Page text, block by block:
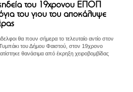
του 19χρονου ΕΠΟΠ
του γιου του αποκάλυψε
θα πουν σήμερα το τελευταίο αντίο στον
του Δήμου Φαιστού, στον 19χρονο
θανάσιμα από έκρηξη χειροβομβίδας